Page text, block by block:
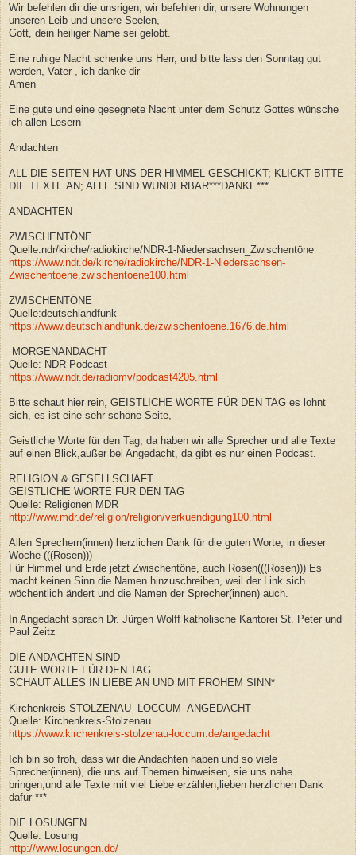
Wir befehlen dir die unsrigen, wir befehlen dir, unsere Wohnungen
unseren Leib und unsere Seelen,
Gott, dein heiliger Name sei gelobt.
Eine ruhige Nacht schenke uns Herr, und bitte lass den Sonntag gut
werden, Vater , ich danke dir
Amen
Eine gute und eine gesegnete Nacht unter dem Schutz Gottes wünsche
ich allen Lesern
Andachten
ALL DIE SEITEN HAT UNS DER HIMMEL GESCHICKT; KLICKT BITTE
DIE TEXTE AN; ALLE SIND WUNDERBAR***DANKE***
ANDACHTEN
ZWISCHENTÖNE
Quelle:ndr/kirche/radiokirche/NDR-1-Niedersachsen_Zwischentöne
https://www.ndr.de/kirche/radiokirche/NDR-1-Niedersachsen-
Zwischentoene,zwischentoene100.html
ZWISCHENTÖNE
Quelle:deutschlandfunk
https://www.deutschlandfunk.de/zwischentoene.1676.de.html
MORGENANDACHT
Quelle: NDR-Podcast
https://www.ndr.de/radiomv/podcast4205.html
Bitte schaut hier rein, GEISTLICHE WORTE FÜR DEN TAG es lohnt
sich, es ist eine sehr schöne Seite,
Geistliche Worte für den Tag, da haben wir alle Sprecher und alle Texte
auf einen Blick,außer bei Angedacht, da gibt es nur einen Podcast.
RELIGION & GESELLSCHAFT
GEISTLICHE WORTE FÜR DEN TAG
Quelle: Religionen MDR
http://www.mdr.de/religion/religion/verkuendigung100.html
Allen Sprechern(innen) herzlichen Dank für die guten Worte, in dieser
Woche (((Rosen)))
Für Himmel und Erde jetzt Zwischentöne, auch Rosen(((Rosen))) Es
macht keinen Sinn die Namen hinzuschreiben, weil der Link sich
wöchentlich ändert und die Namen der Sprecher(innen) auch.
In Angedacht sprach Dr. Jürgen Wolff katholische Kantorei St. Peter und
Paul Zeitz
DIE ANDACHTEN SIND
GUTE WORTE FÜR DEN TAG
SCHAUT ALLES IN LIEBE AN UND MIT FROHEM SINN*
Kirchenkreis STOLZENAU- LOCCUM- ANGEDACHT
Quelle: Kirchenkreis-Stolzenau
https://www.kirchenkreis-stolzenau-loccum.de/angedacht
Ich bin so froh, dass wir die Andachten haben und so viele
Sprecher(innen), die uns auf Themen hinweisen, sie uns nahe
bringen,und alle Texte mit viel Liebe erzählen,lieben herzlichen Dank
dafür ***
DIE LOSUNGEN
Quelle: Losung
http://www.losungen.de/